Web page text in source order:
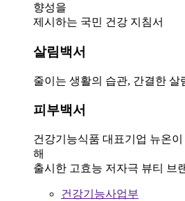
향성을
제시하는 국민 건강 지침서
살림백서
줄이는 생활의 습관, 간결한 살
피부백서
건강기능식품 대표기업 뉴온
해
출시한 고효능 저자극 뷰티 브
건강기능사업부